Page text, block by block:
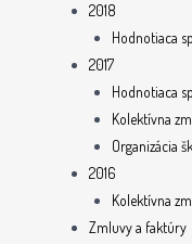
2018
Hodnotiaca
2017
Hodnotiaca
Kolektívna
Organizácia
2016
Kolektívna
Zmluvy a faktúry